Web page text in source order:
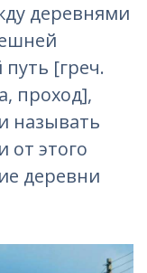
деревнями
[греч.
проход],
называть
от этого
деревни